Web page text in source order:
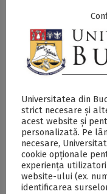
inclusiv despre
accesateaici și aici
SECŢIUNE
Geoparcurile
Pământului” în
Universitatea din
strict necesare și
acest website și
personalizată. Pe
necesare,
cookie opționale
experiența
website-ului (ex.
identificarea